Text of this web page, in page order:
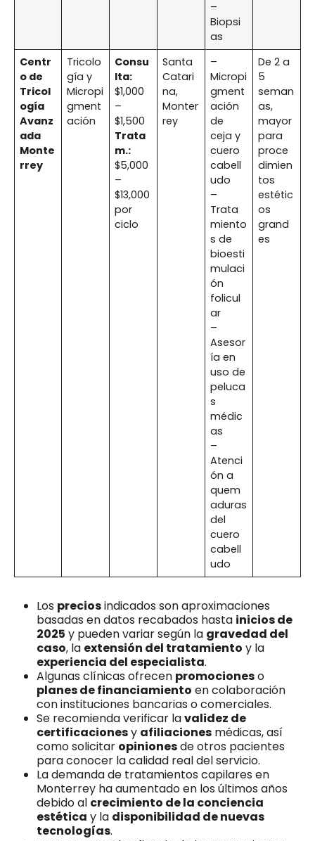
–
Biopsi
as
Centr
o de
Tricol
ogía
Avanz
ada
Monte
rrey
Tricolo
gía y
Micropi
gment
ación
Consu
lta:
$1,000
–
$1,500
Trata
m.:
$5,000
–
$13,000
por
ciclo
Santa
Catari
na,
Monter
rey
–
Micropi
gment
ación
de
ceja y
cuero
cabell
udo
–
Trata
miento
s de
bioesti
mulaci
ón
folicul
ar
–
Asesor
ía en
uso de
peluca
s
médic
as
–
Atenci
ón a
quem
aduras
del
cuero
cabell
udo
De 2 a
5
seman
as,
mayor
para
proce
dimien
tos
estétic
os
grand
es
Los preciosindicados son aproximaciones
basadas en datos recabados hasta inicios de
2025 y pueden variar según la gravedad del
caso, la extensión del tratamiento y la
experiencia del especialista.
Algunas clínicas ofrecen promocioneso
planes de financiamiento en colaboración
con instituciones bancarias o comerciales.
Se recomienda verificar lavalidez de
certificacionesy afiliaciones médicas, así
como solicitar opinionesde otros pacientes
para conocer la calidad real del servicio.
La demanda de tratamientos capilares en
Monterrey ha aumentado en los últimos años
debido al crecimiento de la conciencia
estética y la disponibilidad de nuevas
tecnologías.